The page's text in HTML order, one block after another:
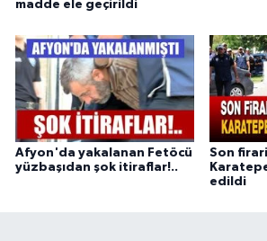
madde ele geçirildi
Afyon'da yakalanan Fetöcü
yüzbaşıdan şok itiraflar!..
Son
edildi